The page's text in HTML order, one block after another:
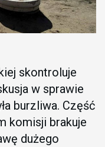
skontroluje
w sprawie
burzliwa. Część
komisji brakuje
dużego